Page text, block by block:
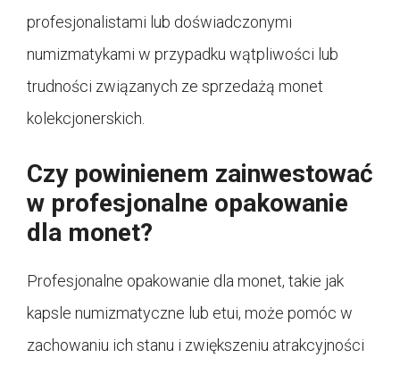
profesjonalistami lub doświadczonymi
numizmatykami w przypadku wątpliwości lub
trudności związanych ze sprzedażą monet
kolekcjonerskich.
Czy powinienem zainwestować
w profesjonalne opakowanie
dla monet?
Profesjonalne opakowanie dla monet, takie jak
kapsle numizmatyczne lub etui, może pomóc w
zachowaniu ich stanu i zwiększeniu atrakcyjności